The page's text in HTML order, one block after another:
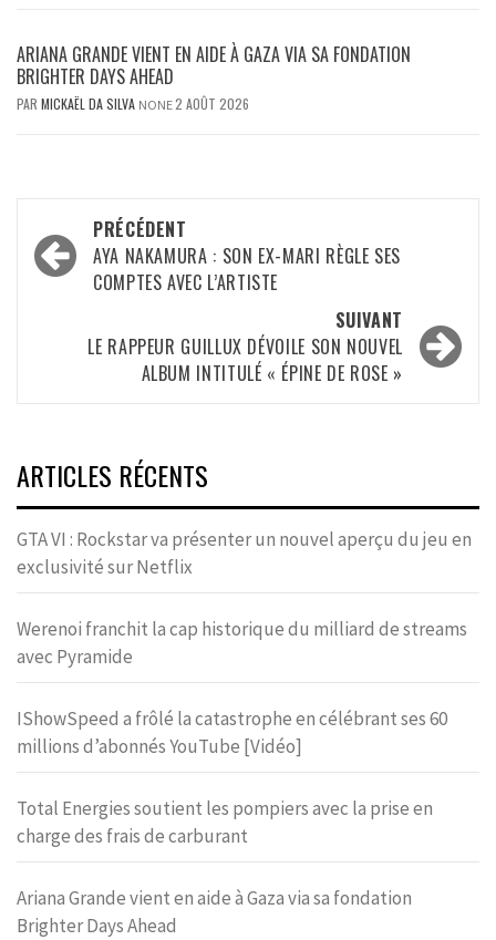
ARIANA GRANDE VIENT EN AIDE À GAZA VIA SA FONDATION
BRIGHTER DAYS AHEAD
PAR MICKAËL DA SILVA NONE2 AOÛT 2026
Navigation
d’article
PRÉCÉDENT
AYA NAKAMURA : SON EX-MARI RÈGLE SES
COMPTES AVEC L’ARTISTE
SUIVANT
LE RAPPEUR GUILLUX DÉVOILE SON NOUVEL
ALBUM INTITULÉ « ÉPINE DE ROSE »
ARTICLES RÉCENTS
GTA VI : Rockstar va présenter un nouvel aperçu du jeu en
exclusivité sur Netflix
Werenoi franchit la cap historique du milliard de streams
avec Pyramide
IShowSpeed a frôlé la catastrophe en célébrant ses 60
millions d’abonnés YouTube [Vidéo]
Total Energies soutient les pompiers avec la prise en
charge des frais de carburant
Ariana Grande vient en aide à Gaza via sa fondation
Brighter Days Ahead